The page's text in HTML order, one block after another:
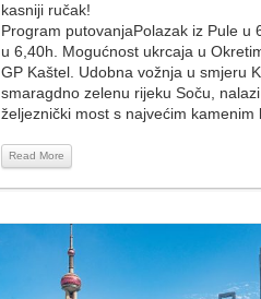
kasniji ručak!
Program putovanjaPolazak iz Pule u
u 6,40h. Mogućnost ukrcaja u
GP Kaštel. Udobna vožnja u smjeru
smaragdno zelenu rijeku Soču,
željeznički most s najvećim kamenim
Read More